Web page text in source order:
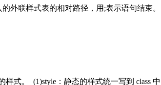
外联样式表的相对路径，用;表示语句结束。
式。 (1)style：静态的样式统一写到